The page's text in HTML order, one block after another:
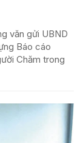
văn gửi UBND
Báo cáo
Chăm trong